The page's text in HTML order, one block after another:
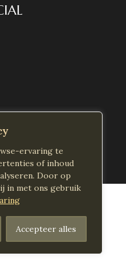
ervaring te
of inhoud
Door op
in met ons gebruik
Accepteer alles